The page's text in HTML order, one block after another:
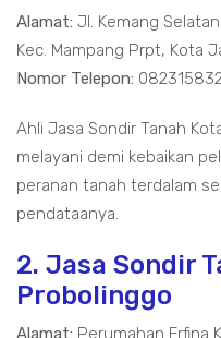
Alamat: Jl. Kemang
Kec. Mampang Prpt, Kota
Nomor Telepon:
Ahli Jasa Sondir Tanah
melayani demi kebaikan
peranan tanah terdalam
pendataanya.
2. Jasa Sondir
Probolinggo
Alamat: Perumahan Erfina